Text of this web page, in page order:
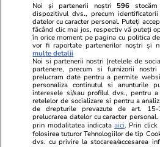
Știri Externe
Un șofer de TIR care a
de milioane de euro a
acum să îi dea bani lunar
Horoscop
Horoscop Urania |
Noi și partenerii noștri 596
dispozitivul dvs., precum
datelor cu caracter personal. Puteți
făcând clic mai jos, respectiv vă puteți
în orice moment pe pagina cu politica
vor fi raportate partenerilor noștri și
multe detalii
Noi si partenerii nostri (retelele de
partenere, precum si furnizorii
prelucram date pentru a permite
personaliza continutul si anunturile
interesele si/sau profilul dvs., pentru
retelelor de socializare si pentru a
de drepturile prevazute de art.
prelucrarea datelor cu caracter
prin modalitatea indicataaici. Prin click
folosirea tuturor Tehnologiilor de tip
dvs. cu privire la stocarea/accesarea